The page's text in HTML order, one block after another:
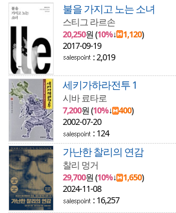
불을 가지고 노는 소녀
스티그 라르손
20,250원 (10%↓ 1,120)
2017-09-19
: 2,019
세키가하라전투 1
시바 료타로
7,200원 (10%↓ 400)
2002-07-20
: 124
가난한 찰리의 연감
찰리 멍거
29,700원 (10%↓ 1,650)
2024-11-08
: 16,257